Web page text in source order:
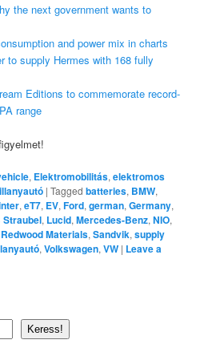
the next government wants to
and power mix in charts
to supply Hermes with 168 fully
Editions to commemorate record-
range
, Elektromobilitás,elektromos
|Tagged batteries, BMW,
,eT7, EV,Ford,german,Germany,
Straubel, Lucid,Mercedes-Benz,NIO,
Redwood Materials,Sandvik,supply
,Volkswagen,VW | Leave a
Keress!